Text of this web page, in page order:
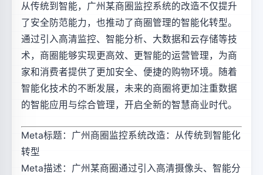
从传统到智能，广州某商圈监控系统的改造不仅提升
了安全防范能力，也推动了商圈管理的智能化转型。
通过引入高清监控、智能分析、大数据和云存储等技
术，商圈能够实现更高效、更智能的运营管理，为商
家和消费者提供了更加安全、便捷的购物环境。随着
智能化技术的不断发展，未来的商圈将更加注重数据
的智能应用与综合管理，开启全新的智慧商业时代。
Meta标题：广州商圈监控系统改造：从传统到智能化
转型
Meta描述：广州某商圈通过引入高清摄像头、智能分